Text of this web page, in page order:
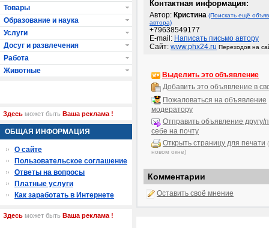
Контактная информация:
Автор: Кристина (Поискать ещё
автора)
+79638549177
E-mail: Написать письмо автору
Сайт: www.phx24.ru Переходов на
Выделить это объявление
Добавить это объявление в
Пожаловаться на объявление
модератору
Отправить объявление другу/
себе на почту
Открыть страницу для печати
новом окне)
Комментарии
Оставить своё мнение
Товары
Образование и наука
Услуги
Досуг и развлечения
Работа
Животные
Здесь может быть Ваша реклама !
ОБЩАЯ ИНФОРМАЦИЯ
О сайте
Пользовательское соглашение
Ответы на вопросы
Платные услуги
Как заработать в Интернете
Здесь может быть Ваша реклама !